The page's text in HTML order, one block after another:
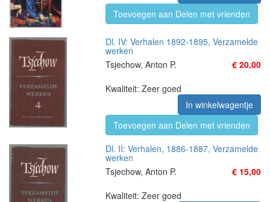
Toevoegen aan Delen met vrienden
Dl. IV: Verhalen 1892-1895, Verzamelde
werken
Tsjechow, Anton P.
€ 20,00
Kwaliteit: Zeer goed
In winkelwagentje
Toevoegen aan Delen met vrienden
Dl. II: Verhalen, 1886-1887, Verzamelde
werken
Tsjechow, Anton P.
€ 15,00
Kwaliteit: Zeer goed